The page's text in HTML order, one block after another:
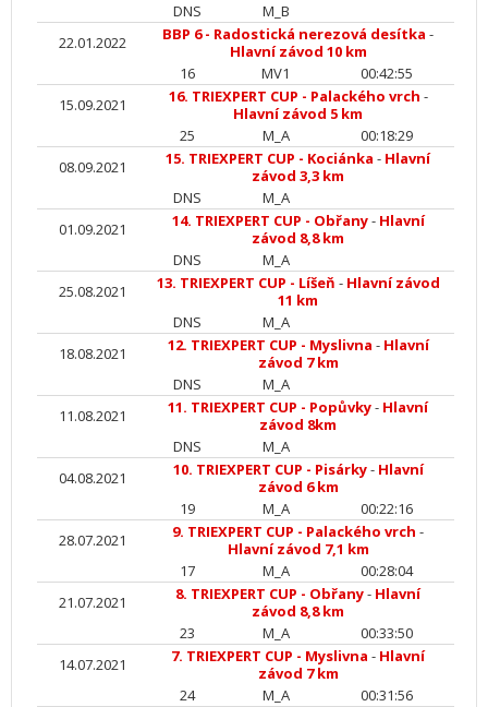
DNS
M_B
22.01.2022
BBP 6 - Radostická nerezová desítka -
Hlavní závod 10 km
16
MV1
00:42:55
15.09.2021
16. TRIEXPERT CUP - Palackého vrch -
Hlavní závod 5 km
25
M_A
00:18:29
08.09.2021
15. TRIEXPERT CUP - Kociánka - Hlavní
závod 3,3 km
DNS
M_A
01.09.2021
14. TRIEXPERT CUP - Obřany- Hlavní
závod 8,8 km
DNS
M_A
25.08.2021
13. TRIEXPERT CUP - Líšeň - Hlavní závod
11 km
DNS
M_A
18.08.2021
12. TRIEXPERT CUP - Myslivna - Hlavní
závod 7 km
DNS
M_A
11.08.2021
11. TRIEXPERT CUP - Popůvky- Hlavní
závod 8km
DNS
M_A
04.08.2021
10. TRIEXPERT CUP - Pisárky- Hlavní
závod 6 km
19
M_A
00:22:16
28.07.2021
9. TRIEXPERT CUP - Palackého vrch -
Hlavní závod 7,1 km
17
M_A
00:28:04
21.07.2021
8. TRIEXPERT CUP - Obřany- Hlavní
závod 8,8 km
23
M_A
00:33:50
14.07.2021
7. TRIEXPERT CUP - Myslivna - Hlavní
závod 7 km
24
M_A
00:31:56